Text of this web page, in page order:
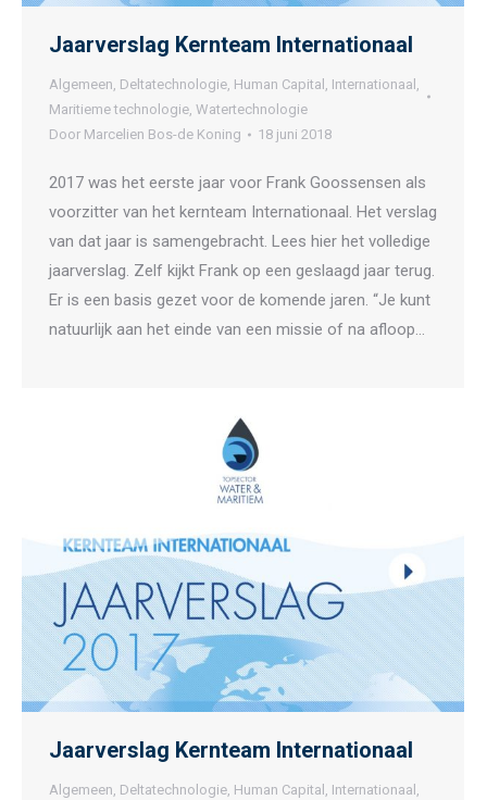
Jaarverslag Kernteam Internationaal
Algemeen, Deltatechnologie, Human Capital , Internationaal ,
Maritieme technologie, Watertechnologie
Door Marcelien Bos-de Koning 18 juni 2018
2017 was het eerste jaar voor Frank Goossensen als
voorzitter van het kernteam Internationaal. Het verslag
van dat jaar is samengebracht. Lees hier het volledige
jaarverslag. Zelf kijkt Frank op een geslaagd jaar terug.
Er is een basis gezet voor de komende jaren. “Je kunt
natuurlijk aan het einde van een missie of na afloop…
Jaarverslag Kernteam Internationaal
Algemeen, Deltatechnologie, Human Capital , Internationaal ,